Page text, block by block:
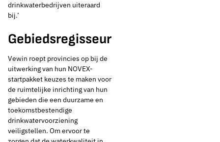
drinkwaterbedrijven uiteraard
bij.’
Gebiedsregisseur
Vewin roept provincies op bij de
uitwerking van hun NOVEX-
startpakket keuzes te maken voor
de ruimtelijke inrichting van hun
gebieden die een duurzame en
toekomstbestendige
drinkwatervoorziening
veiligstellen. Om ervoor te